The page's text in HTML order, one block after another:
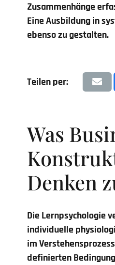
Zusammenhänge
Eine Ausbildung in
ebenso zu gestalten.
Teilen per:
Was
Denken
Die Lernpsychologie
individuelle
im
definierten